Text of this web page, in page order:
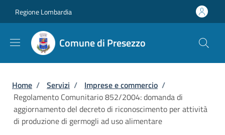
Regione Lombardia
Comune di Presezzo
Briciole di pane
Home / Servizi / Imprese e commercio /
Regolamento Comunitario 852/2004: domanda di
aggiornamento del decreto di riconoscimento per attività
di produzione di germogli ad uso alimentare